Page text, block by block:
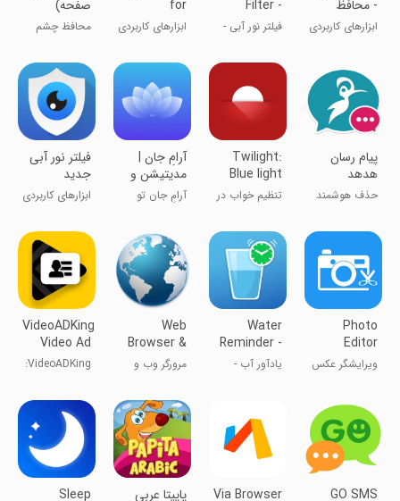
- محافظ
چشم
ابزارهای کاربردی
Filter -
Night Mode
فیلتر نور آبی -
for
Samsung
ابزارهای کاربردی
صفحه)
محافظ چشم
پیام رسان
هدهد
حذف هوشمند
Twilight:
Blue light
filter
تنظیم خواب در
‏‏آرامِ جان |
مدیتیشن و
مراقبه
آرامِ جان تو
فیلتر نور آبی
جدید
ابزارهای کاربردی
Photo
Editor
ویرایشگر عکس
Water
Reminder -
Remind
Drink
یادآور آب -
Web
Browser &
Fast
Explorer
مرورگر وب و
VideoADKing:
Video Ad
Maker
VideoADKing:
ویدئویی
GO SMS
Via Browser پاپیتا عربی Sleep